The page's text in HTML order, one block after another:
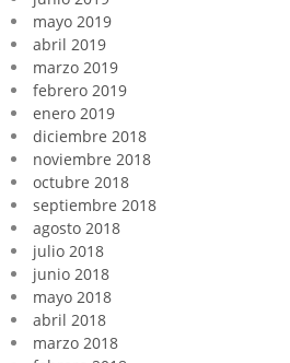
mayo 2019
abril 2019
marzo 2019
febrero 2019
enero 2019
diciembre 2018
noviembre 2018
octubre 2018
septiembre 2018
agosto 2018
julio 2018
junio 2018
mayo 2018
abril 2018
marzo 2018